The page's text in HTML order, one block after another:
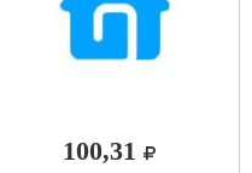
100,31